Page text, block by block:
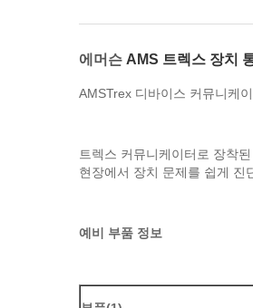
에머슨 AMS 트렉스 장치
AMSTrex 디바이스 커뮤니케
트렉스 커뮤니케이터로 장착
현장에서 장치 문제를 쉽게 진
예비 부품 정보